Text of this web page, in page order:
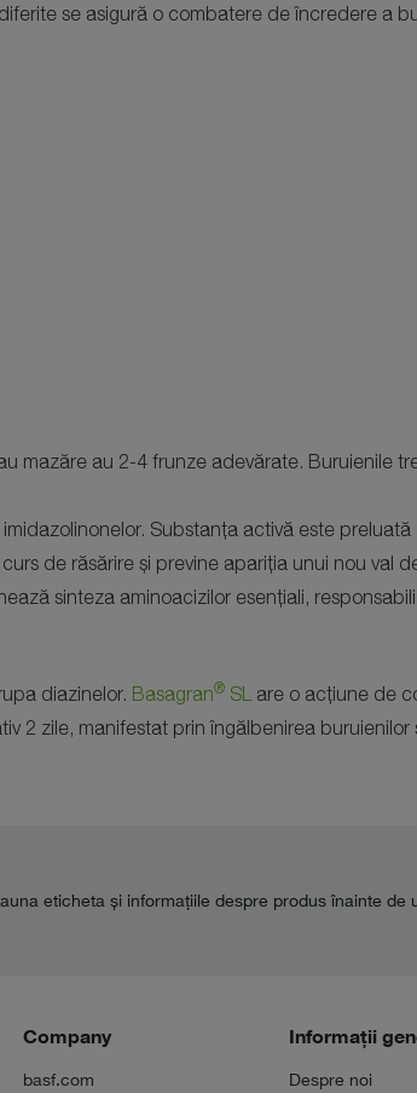
se asigură o combatere de încredere a
mazăre au 2-4 frunze adevărate. Buruienile
Substanța activă este
de răsărire și previne apariția unui nou
sinteza aminoacizilor esențiali,
diazinelor. Basagran® SL are o acțiune de
2 zile, manifestat prin îngălbenirea buruienilor
eticheta şi informaţiile despre produs înainte de
Company
basf.com
Informații
Despre noi